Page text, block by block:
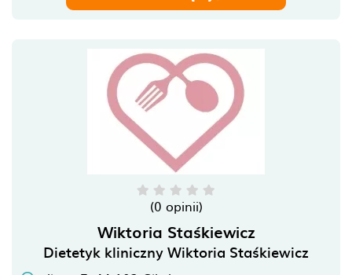
(0 opinii)
Wiktoria Staśkiewicz
Dietetyk kliniczny Wiktoria Staśkiewicz